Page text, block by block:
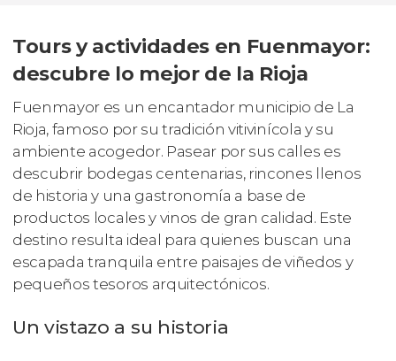
Tours y actividades en Fuenmayor:
descubre lo mejor de la Rioja
Fuenmayor es un encantador municipio de La
Rioja, famoso por su tradición vitivinícola y su
ambiente acogedor. Pasear por sus calles es
descubrir bodegas centenarias, rincones llenos
de historia y una gastronomía a base de
productos locales y vinos de gran calidad. Este
destino resulta ideal para quienes buscan una
escapada tranquila entre paisajes de viñedos y
pequeños tesoros arquitectónicos.
Un vistazo a su historia